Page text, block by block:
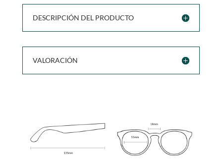
DESCRIPCIÓN DEL PRODUCTO
VALORACIÓN